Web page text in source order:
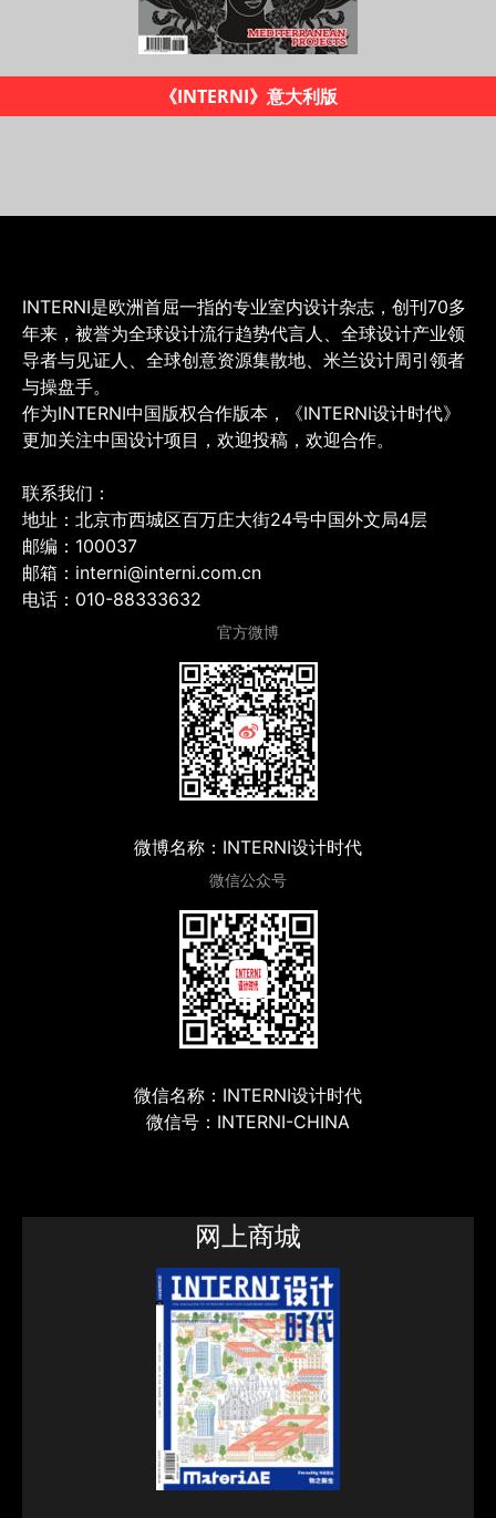
《INTERNI设计时代》杂志
INTERNI是欧洲首屈一指的专业室内设计杂志，创刊70多
年来，被誉为全球设计流行趋势代言人、全球设计产业领
导者与见证人、全球创意资源集散地、米兰设计周引领者
与操盘手。
作为INTERNI中国版权合作版本，《INTERNI设计时代》
更加关注中国设计项目，欢迎投稿，欢迎合作。
联系我们：
地址：北京市西城区百万庄大街24号中国外文局4层
邮编：100037
邮箱：interni@interni.com.cn
电话：010-88333632
官方微博
微博名称：INTERNI设计时代
微信公众号
微信名称：INTERNI设计时代
微信号：INTERNI-CHINA
网上商城